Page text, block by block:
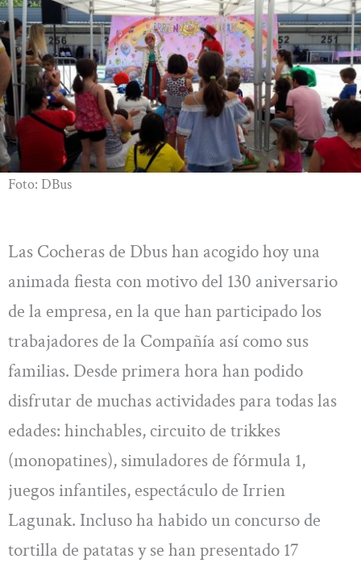
Foto: DBus
Las Cocheras de Dbus han acogido hoy una
animada fiesta con motivo del 130 aniversario
de la empresa, en la que han participado los
trabajadores de la Compañía así como sus
familias. Desde primera hora han podido
disfrutar de muchas actividades para todas las
edades: hinchables, circuito de trikkes
(monopatines), simuladores de fórmula 1,
juegos infantiles, espectáculo de Irrien
Lagunak. Incluso ha habido un concurso de
tortilla de patatas y se han presentado 17